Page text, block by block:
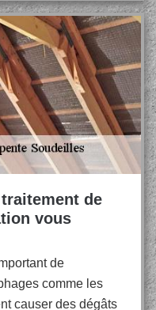
de
vous
de
comme les
causer des dégâts